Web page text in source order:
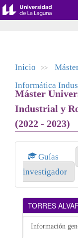
Inicio >>
Informática
Máster
Industrial y
(2022 - 2023)
Guías
investigador
TORRES
Información